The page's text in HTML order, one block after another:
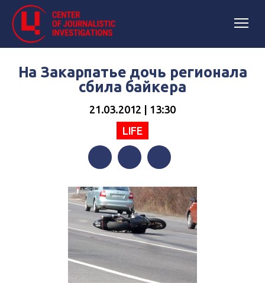
На Закарпатье дочь регионала
сбила байкера
21.03.2012 | 13:30
LIFE